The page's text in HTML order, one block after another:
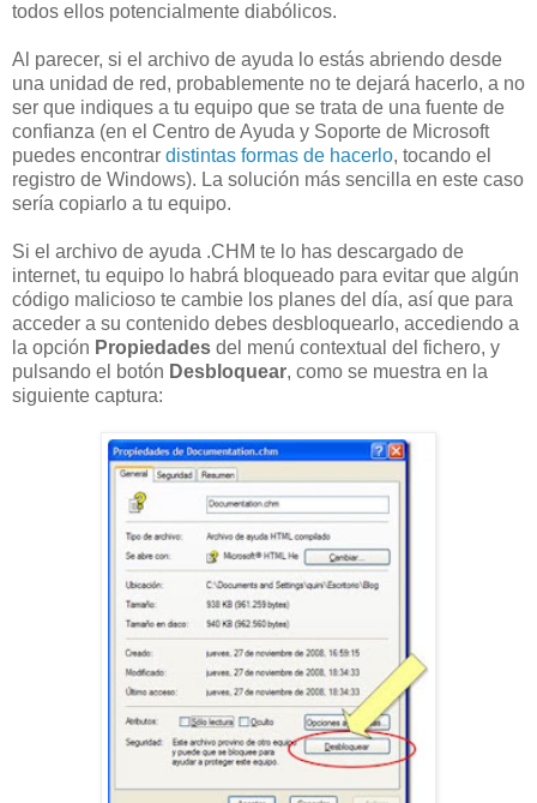
todos ellos potencialmente diabólicos.
Al parecer, si el archivo de ayuda lo estás abriendo desde
una unidad de red, probablemente no te dejará hacerlo, a no
ser que indiques a tu equipo que se trata de una fuente de
confianza (en el Centro de Ayuda y Soporte de Microsoft
puedes encontrar distintas formas de hacerlo, tocando el
registro de Windows). La solución más sencilla en este caso
sería copiarlo a tu equipo.
Si el archivo de ayuda .CHM te lo has descargado de
internet, tu equipo lo habrá bloqueado para evitar que algún
código malicioso te cambie los planes del día, así que para
acceder a su contenido debes desbloquearlo, accediendo a
la opción Propiedades del menú contextual del fichero, y
pulsando el botón Desbloquear, como se muestra en la
siguiente captura: